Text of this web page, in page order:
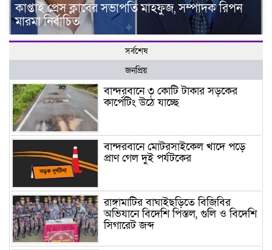
কাপ্তাই প্রেস ক্লাবের সভাপতি মাহফুজ, সম্পাদক রিপন
মারমা নির্বাচিত
সর্বশেষ
জনপ্রিয়
বান্দরবানে ৩ কোটি টাকার সড়কের
কার্পেটিং উঠে যাচ্ছে
বান্দরবানে মোটরসাইকেল খাদে পড়ে
প্রাণ গেল দুই পর্যটকের
রাঙ্গামাটির বাঘাইছড়িতে বিজিবির
অভিযানে বিদেশি পিস্তল, গুলি ও বিদেশি
সিগারেট জব্দ